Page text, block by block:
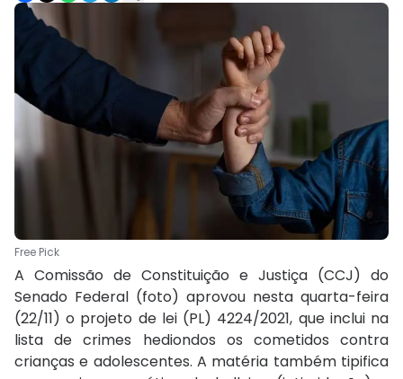
Free Pick
A Comissão de Constituição e Justiça (CCJ) do
Senado Federal (foto) aprovou nesta quarta-feira
(22/11) o projeto de lei (PL) 4224/2021, que inclui na
lista de crimes hediondos os cometidos contra
crianças e adolescentes. A matéria também tipifica